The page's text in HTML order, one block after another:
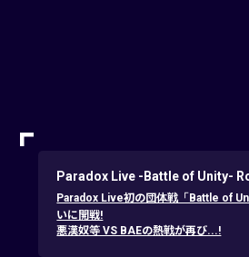
Paradox Live -Battle of Unity-
Paradox Live初の団体戦「Battle of
いに開戦!
悪漢奴等 VS BAEの熱戦が再び...!